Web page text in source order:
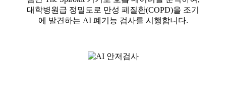
대학병원급 정밀도로 만성 폐질환(COPD)을 조기
에 발견하는 AI 폐기능 검사를 시행합니다.